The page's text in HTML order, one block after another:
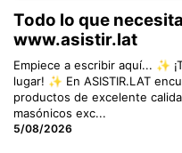
Todo lo que
www.asistir.lat
Empiece a escribir aquí... ✨
lugar! ✨ En ASISTIR.LAT
productos de excelente
masónicos exc...
5/08/2026